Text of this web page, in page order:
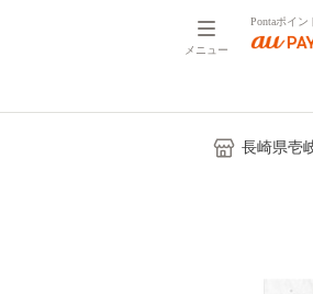
メニュー
Pontaポイン
長崎県壱